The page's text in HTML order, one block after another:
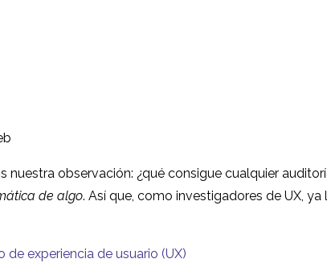
nuestra observación: ¿qué consigue cualquier
de algo. Así que, como investigadores de UX,
experiencia de usuario (UX)